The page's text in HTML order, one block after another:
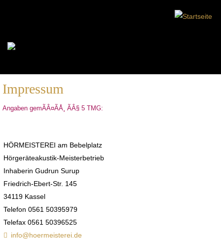
Impressum
Angaben gemÃÂ¤ÃÅ¸ ÃÂ§ 5 TMG:
HÖRMEISTEREI am Bebelplatz
Hörgeräteakustik-Meisterbetrieb
Inhaberin Gudrun Surup
Friedrich-Ebert-Str. 145
34119 Kassel
Telefon 0561 50395979
Telefax 0561 50396525
info@hoermeisterei.de